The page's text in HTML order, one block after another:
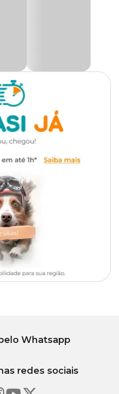
Diâmetro
e com cores sortidas
Whatsapp
redes sociais